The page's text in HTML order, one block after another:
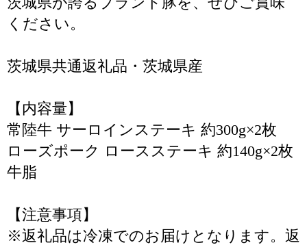
ください。
茨城県共通返礼品・茨城県産
【内容量】
常陸牛 サーロインステーキ 約300g×2枚
ローズポーク ロースステーキ 約140g×2枚
牛脂
【注意事項】
※返礼品は冷凍でのお届けとなります。返